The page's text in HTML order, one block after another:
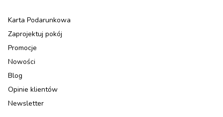
Karta Podarunkowa
Zaprojektuj pokój
Promocje
Nowości
Blog
Opinie klientów
Newsletter